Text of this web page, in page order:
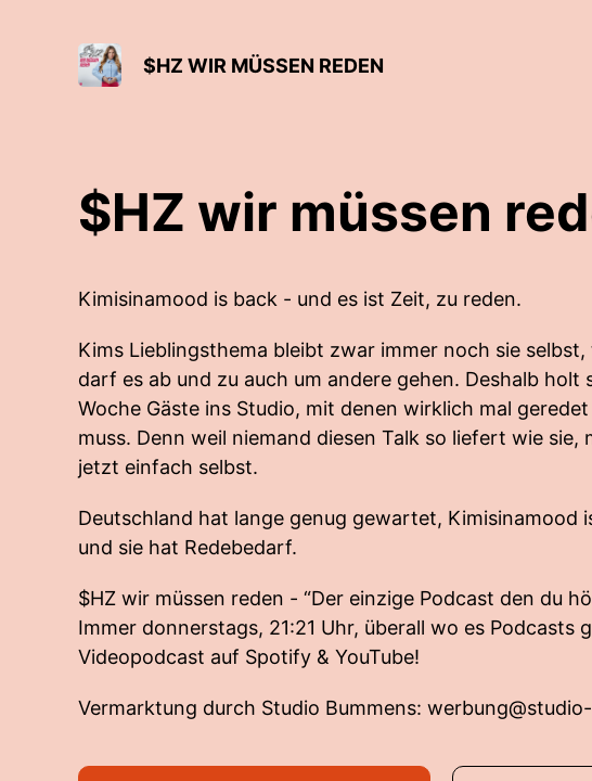
$HZ WIR MÜSSEN REDEN
$HZ wir müssen
Kimisinamood is back - und es ist Zeit, zu reden.
Kims Lieblingsthema bleibt zwar immer noch sie
darf es ab und zu auch um andere gehen. Deshalb holt
Woche Gäste ins Studio, mit denen wirklich mal
muss. Denn weil niemand diesen Talk so liefert wie sie,
jetzt einfach selbst.
Deutschland hat lange genug gewartet, Kimisinamood
und sie hat Redebedarf.
$HZ wir müssen reden - “Der einzige Podcast den du
Immer donnerstags, 21:21 Uhr, überall wo es Podcasts
Videopodcast auf Spotify & YouTube!
Vermarktung durch Studio Bummens: